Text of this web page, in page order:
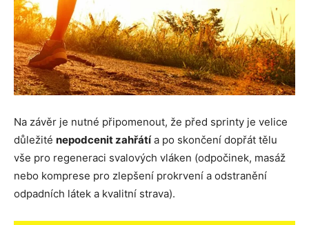
Na závěr je nutné připomenout, že před sprinty je velice
důležité nepodcenit zahřátía po skončení dopřát tělu
vše pro regeneraci svalových vláken (odpočinek, masáž
nebo komprese pro zlepšení prokrvení a odstranění
odpadních látek a kvalitní strava).